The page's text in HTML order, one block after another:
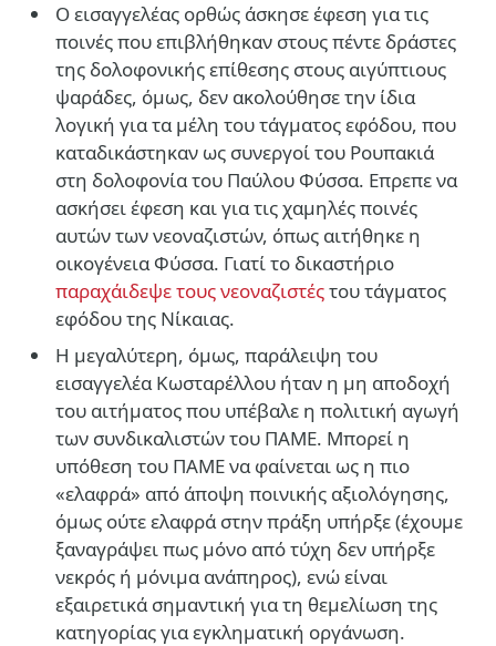
Ο εισαγγελέας ορθώς άσκησε έφεση για τις
ποινές που επιβλήθηκαν στους πέντε δράστες
της δολοφονικής επίθεσης στους αιγύπτιους
ψαράδες, όμως, δεν ακολούθησε την ίδια
λογική για τα μέλη του τάγματος εφόδου, που
καταδικάστηκαν ως συνεργοί του Ρουπακιά
στη δολοφονία του Παύλου Φύσσα. Επρεπε να
ασκήσει έφεση και για τις χαμηλές ποινές
αυτών των νεοναζιστών, όπως αιτήθηκε η
οικογένεια Φύσσα. Γιατί το δικαστήριο
παραχάιδεψε τους νεοναζιστέςτου τάγματος
εφόδου της Νίκαιας.
Η μεγαλύτερη, όμως, παράλειψη του
εισαγγελέα Κωσταρέλλου ήταν η μη αποδοχή
του αιτήματος που υπέβαλε η πολιτική αγωγή
των συνδικαλιστών του ΠΑΜΕ. Μπορεί η
υπόθεση του ΠΑΜΕ να φαίνεται ως η πιο
«ελαφρά» από άποψη ποινικής αξιολόγησης,
όμως ούτε ελαφρά στην πράξη υπήρξε (έχουμε
ξαναγράψει πως μόνο από τύχη δεν υπήρξε
νεκρός ή μόνιμα ανάπηρος), ενώ είναι
εξαιρετικά σημαντική για τη θεμελίωση της
κατηγορίας για εγκληματική οργάνωση.